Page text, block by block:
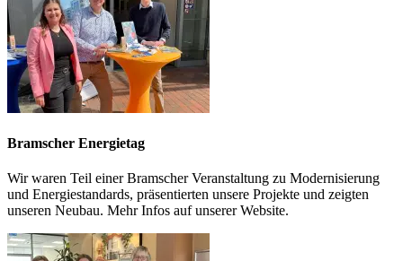
Bramscher Energietag
Wir waren Teil einer Bramscher Veranstaltung zu Modernisierung
und Energiestandards, präsentierten unsere Projekte und zeigten
unseren Neubau. Mehr Infos auf unserer Website.